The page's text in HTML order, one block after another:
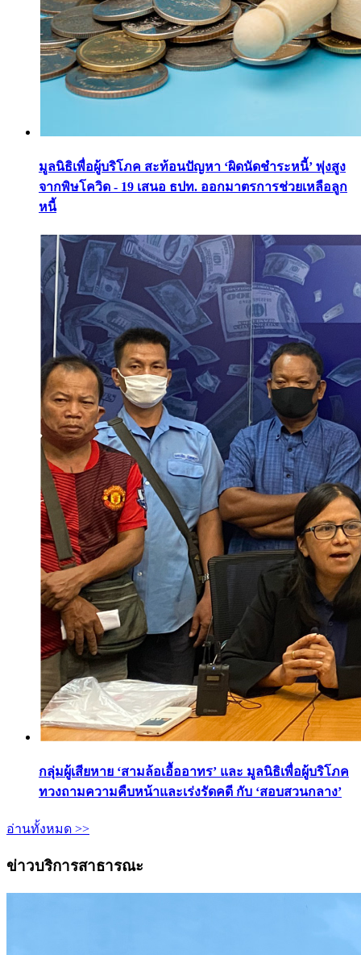
มูลนิธิเพื่อผู้บริโภค สะท้อนปัญหา ‘ผิดนัดชำระหนี้’ พุ่งสูง
จากพิษโควิด - 19 เสนอ ธปท. ออกมาตรการช่วยเหลือลูก
หนี้
กลุ่มผู้เสียหาย ‘สามล้อเอื้ออาทร’ และ มูลนิธิเพื่อผู้บริโภค
ทวงถามความคืบหน้าและเร่งรัดคดี กับ ‘สอบสวนกลาง’
อ่านทั้งหมด >>
ข่าวบริการสาธารณะ